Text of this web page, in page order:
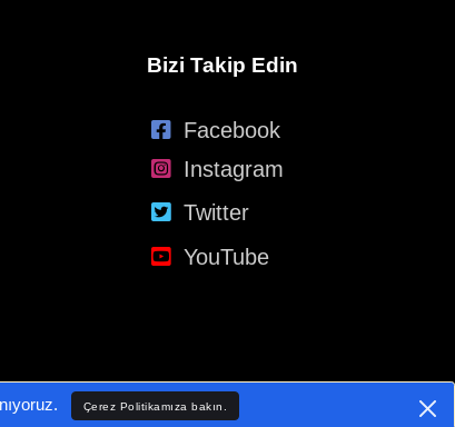
Bizi Takip Edin
Facebook
Instagram
Twitter
YouTube
Çerez Politikamıza bakın.